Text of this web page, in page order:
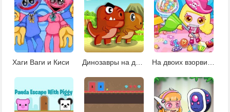
Хаги Ваги и Киси